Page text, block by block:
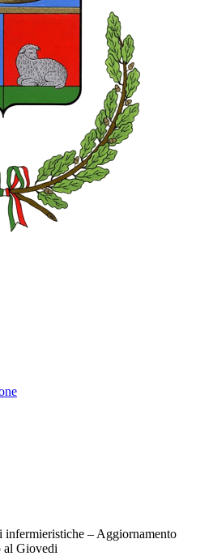
infermieristiche – Aggiornamento
al Giovedi